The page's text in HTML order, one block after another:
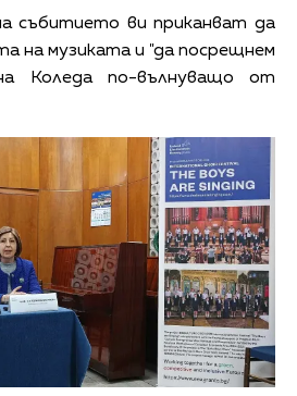
събитието ви приканват да
на музиката и "да посрещнем
Коледа по-вълнуващо от